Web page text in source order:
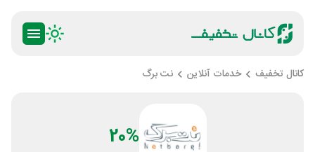
کانال تخفیف خدمات آنلاین نت برگ
20%